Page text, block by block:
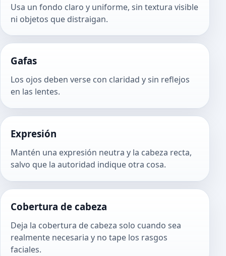
Usa un fondo claro y uniforme, sin textura visible
ni objetos que distraigan.
Gafas
Los ojos deben verse con claridad y sin reflejos
en las lentes.
Expresión
Mantén una expresión neutra y la cabeza recta,
salvo que la autoridad indique otra cosa.
Cobertura de cabeza
Deja la cobertura de cabeza solo cuando sea
realmente necesaria y no tape los rasgos
faciales.